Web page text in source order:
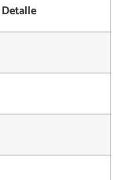
Detalle